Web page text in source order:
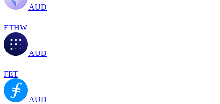
AUD
ETHW
AUD
FET
AUD